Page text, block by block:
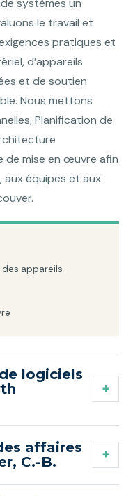
le travail et
pratiques et
d’appareils
et de soutien
Nous mettons
Planification de
de mise en œuvre afin
aux équipes et aux
des appareils
logiciels
affaires
C.-B.